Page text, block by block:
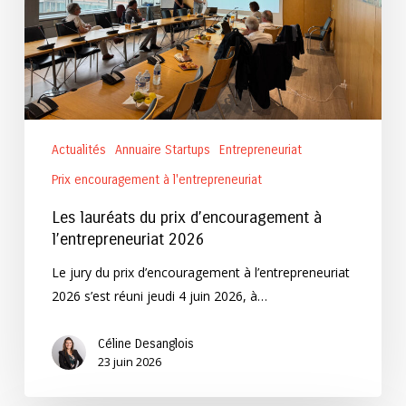
l’entrepreneuriat
2026
Actualités Annuaire Startups
Entrepreneuriat
Prix encouragement à l'entrepreneuriat
Les lauréats du prix d’encouragement à
l’entrepreneuriat 2026
Le jury du prix d’encouragement à l’entrepreneuriat
2026 s’est réuni jeudi 4 juin 2026, à…
Céline Desanglois
23 juin 2026